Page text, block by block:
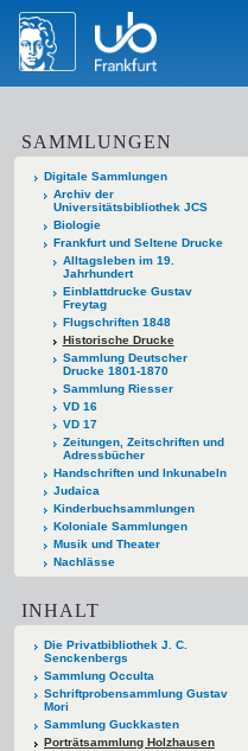
SAMMLUNGEN
Digitale Sammlungen
Archiv der
Universitätsbibliothek JCS
Biologie
Frankfurt und Seltene Drucke
Alltagsleben im 19.
Jahrhundert
Einblattdrucke Gustav
Freytag
Flugschriften 1848
Historische Drucke
Sammlung Deutscher
Drucke 1801-1870
Sammlung Riesser
VD 16
VD 17
Zeitungen, Zeitschriften und
Adressbücher
Handschriften und Inkunabeln
Judaica
Kinderbuchsammlungen
Koloniale Sammlungen
Musik und Theater
Nachlässe
INHALT
Die Privatbibliothek J. C.
Senckenbergs
Sammlung Occulta
Schriftprobensammlung Gustav
Mori
Sammlung Guckkasten
Porträtsammlung Holzhausen